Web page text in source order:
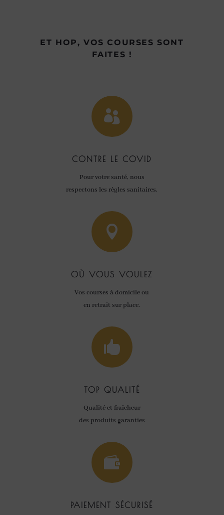
ET HOP, VOS COURSES SONT
FAITES !

CONTRE LE COVID
Pour votre santé, nous
respectons les règles sanitaires.

OÙ VOUS VOULEZ
Vos courses à domicile ou
en retrait sur place.

TOP QUALITÉ
Qualité et fraîcheur
des produits garanties

PAIEMENT SÉCURISÉ